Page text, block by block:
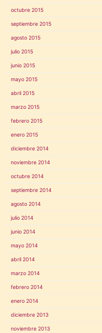
octubre 2015
septiembre 2015
agosto 2015
julio 2015
junio 2015
mayo 2015
abril 2015
marzo 2015
febrero 2015
enero 2015
diciembre 2014
noviembre 2014
octubre 2014
septiembre 2014
agosto 2014
julio 2014
junio 2014
mayo 2014
abril 2014
marzo 2014
febrero 2014
enero 2014
diciembre 2013
noviembre 2013